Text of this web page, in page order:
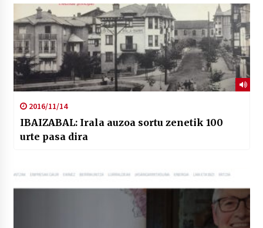
2016/11/14
IBAIZABAL: Irala auzoa sortu zenetik 100
urte pasa dira